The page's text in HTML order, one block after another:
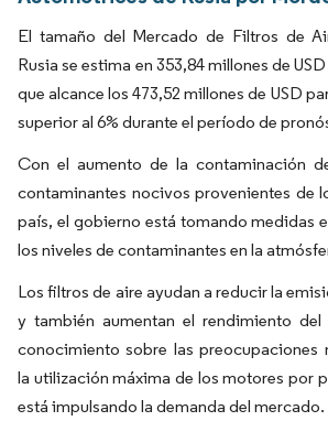
El tamaño del Mercado de Filtros de
Rusia se estima en 353,84 millones de
que alcance los 473,52 millones de USD
superior al 6% durante el período de
Con el aumento de la contaminación
contaminantes nocivos provenientes de
país, el gobierno está tomando medidas
los niveles de contaminantes en la
Los filtros de aire ayudan a reducir la
y también aumentan el rendimiento
conocimiento sobre las preocupaciones
la utilización máxima de los motores por
está impulsando la demanda del mercado.